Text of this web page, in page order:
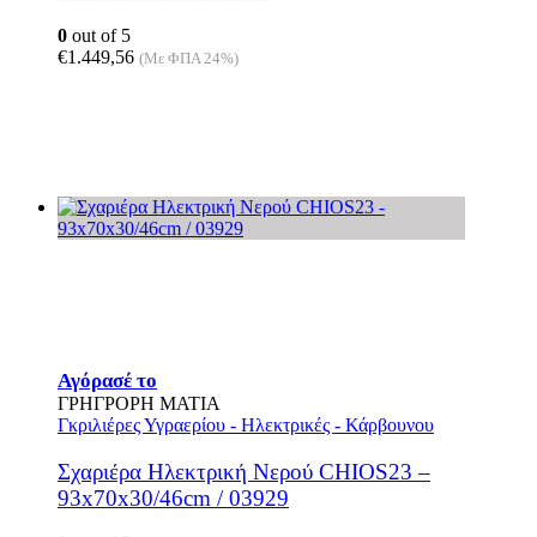
0 out of 5
€1.449,56 (Με ΦΠΑ 24%)
Αγόρασέ το
ΓΡΗΓΡΟΡΗ ΜΑΤΙΑ
Γκριλιέρες Υγραερίου - Ηλεκτρικές - Κάρβουνου
Σχαριέρα Ηλεκτρική Νερού CHIOS23 –
93x70x30/46cm / 03929